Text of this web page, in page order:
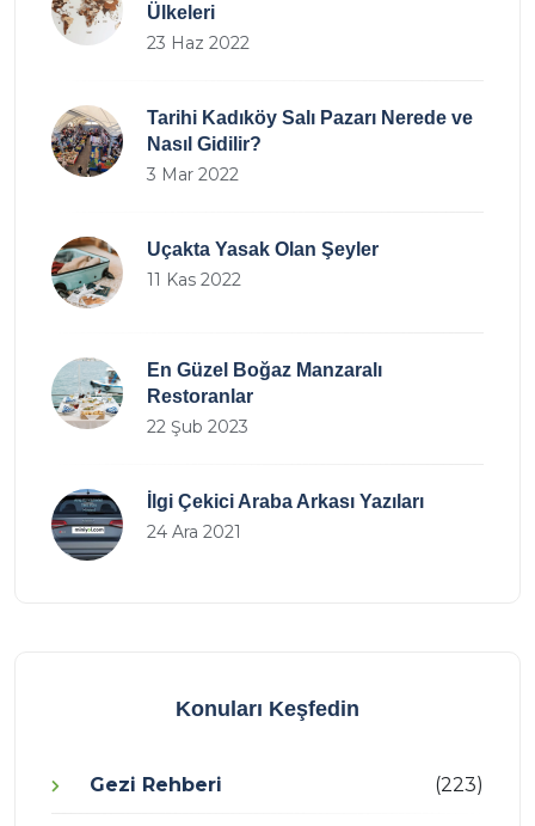
Ülkeleri
23 Haz 2022
Tarihi Kadıköy Salı Pazarı Nerede ve
Nasıl Gidilir?
3 Mar 2022
Uçakta Yasak Olan Şeyler
11 Kas 2022
En Güzel Boğaz Manzaralı
Restoranlar
22 Şub 2023
İlgi Çekici Araba Arkası Yazıları
24 Ara 2021
Konuları Keşfedin
Gezi Rehberi (223)